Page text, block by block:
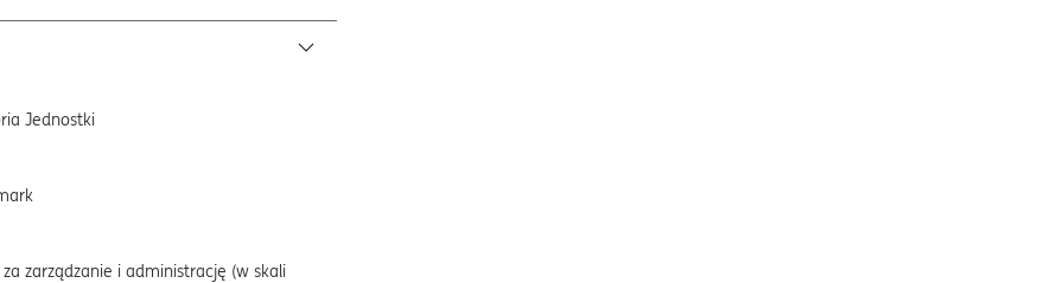
Jednostki
za zarządzanie i administrację (w skali